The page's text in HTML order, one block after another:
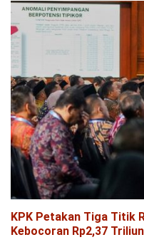
KPK Petakan Tiga Titik
Kebocoran Rp2,37